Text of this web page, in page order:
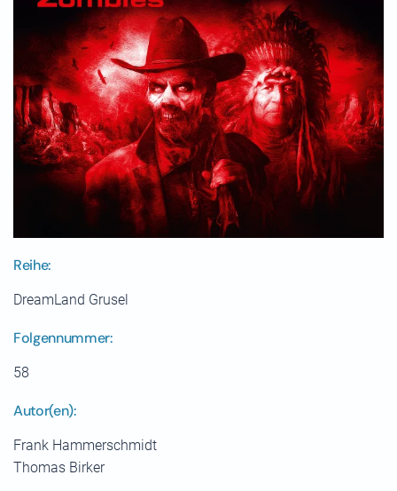
Reihe:
DreamLand Grusel
Folgennummer:
58
Autor(en):
Frank Hammerschmidt
Thomas Birker